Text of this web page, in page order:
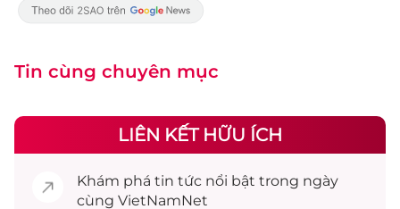
Tin cùng chuyên mục
LIÊN KẾT HỮU ÍCH
Khám phá tin tức nổi bật trong ngày
cùng VietNamNet